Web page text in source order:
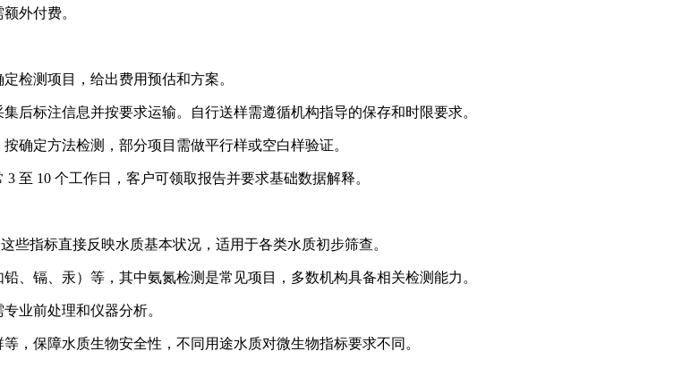
外付费。
检测项目，给出费用预估和方案。
后标注信息并按要求运输。自行送样需遵循机构指导的保存和时限要求。
确定方法检测，部分项目需做平行样或空白样验证。
至 10 个工作日，客户可领取报告并要求基础数据解释。
指标直接反映水质基本状况，适用于各类水质初步筛查。
、镉、汞）等，其中氨氮检测是常见项目，多数机构具备相关检测能力。
业前处理和仪器分析。
，保障水质生物安全性，不同用途水质对微生物指标要求不同。